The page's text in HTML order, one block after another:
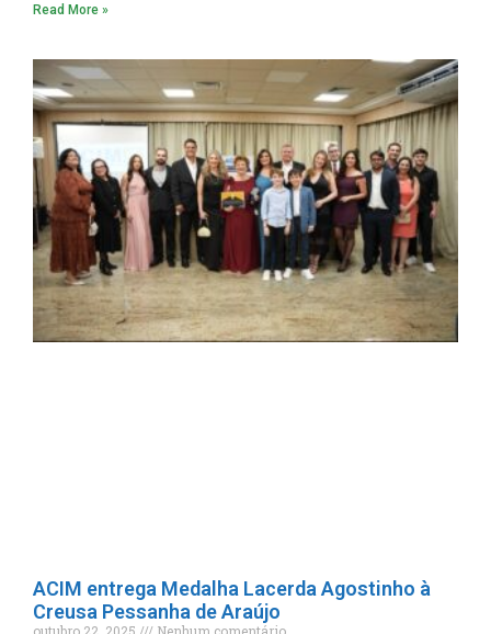
Read More »
ACIM entrega Medalha Lacerda Agostinho à
Creusa Pessanha de Araújo